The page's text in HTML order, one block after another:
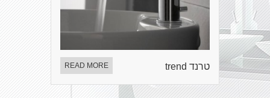
טרנד trend READ MORE